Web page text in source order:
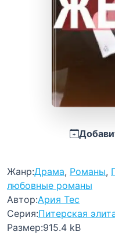
Жанр:Драма, Романы,
любовные романы
Автор:Ария Тес
Серия:Питерская
Размер:915.4 kB